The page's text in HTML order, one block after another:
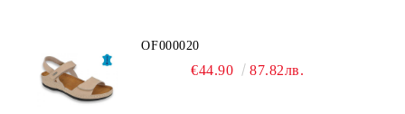
OF000020
€44.90 87.82лв.